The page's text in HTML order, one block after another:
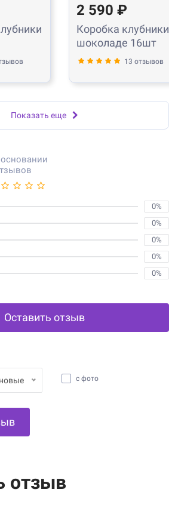
2 590 ₽
Коробка клубники в
шоколаде 16шт
13 отзывов
Показать еще
0%
0%
0%
0%
0%
Оставить отзыв
с фото
отзыв